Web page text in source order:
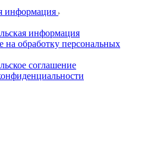
информация
информация
на обработку персональных
соглашение